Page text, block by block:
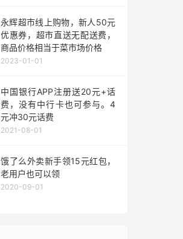
永辉超市线上购物，新人50元
优惠券，超市直送无配送费，
商品价格相当于菜市场价格
2023-01-01
中国银行APP注册送20元+话
费，没有中行卡也可参与。4
元冲30元话费
2021-08-01
饿了么外卖新手领15元红包，
老用户也可以领
2020-09-01